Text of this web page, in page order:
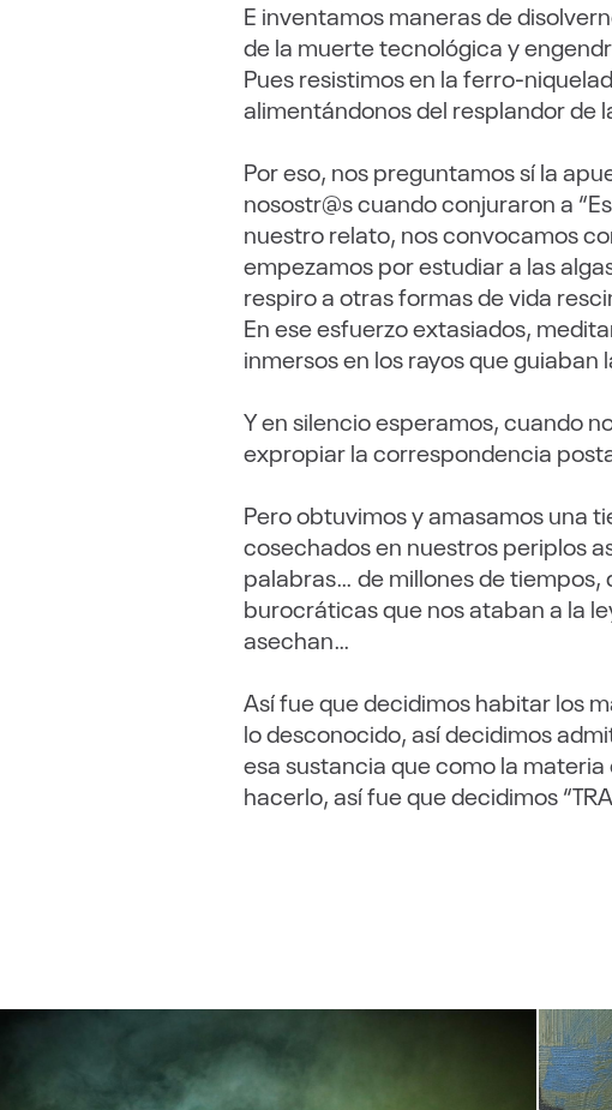
E inventamos maneras de
de la muerte tecnológica y
Pues resistimos en la ferro-
alimentándonos del resplandor de
Por eso, nos preguntamos sí la
nosostr@s cuando conjuraron a
nuestro relato, nos convocamos
empezamos por estudiar a las
respiro a otras formas de vida
En ese esfuerzo extasiados,
inmersos en los rayos que
Y en silencio esperamos, cuando
expropiar la correspondencia
Pero obtuvimos y amasamos una
cosechados en nuestros periplos
palabras… de millones de
burocráticas que nos ataban a la
asechan…
Así fue que decidimos habitar los
lo desconocido, así decidimos
esa sustancia que como la
hacerlo, así fue que decidimos